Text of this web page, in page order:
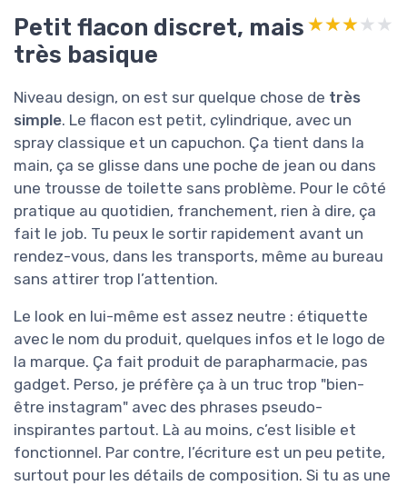
Petit flacon discret, mais
très basique
★★★★★
★★★★★
Niveau design, on est sur quelque chose de très
simple. Le flacon est petit, cylindrique, avec un
spray classique et un capuchon. Ça tient dans la
main, ça se glisse dans une poche de jean ou dans
une trousse de toilette sans problème. Pour le côté
pratique au quotidien, franchement, rien à dire, ça
fait le job. Tu peux le sortir rapidement avant un
rendez-vous, dans les transports, même au bureau
sans attirer trop l’attention.
Le look en lui-même est assez neutre : étiquette
avec le nom du produit, quelques infos et le logo de
la marque. Ça fait produit de parapharmacie, pas
gadget. Perso, je préfère ça à un truc trop "bien-
être instagram" avec des phrases pseudo-
inspirantes partout. Là au moins, c’est lisible et
fonctionnel. Par contre, l’écriture est un peu petite,
surtout pour les détails de composition. Si tu as une